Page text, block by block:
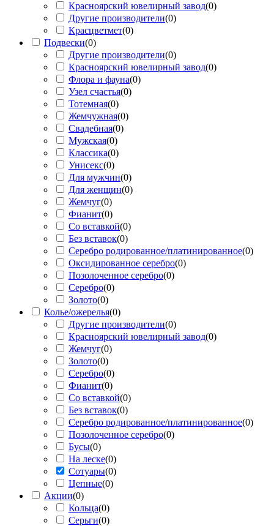
Красноярский ювелирный завод(0)
Другие производители(0)
Красцветмет(0)
Подвески(0)
Другие производители(0)
Красноярский ювелирный завод(0)
Флора и фауна(0)
Узел счастья(0)
Тотемная(0)
Жемчужная(0)
Свадебная(0)
Мужская(0)
Классика(0)
Унисекс(0)
Для мужчин(0)
Для женщин(0)
Жемчуг(0)
Фианит(0)
Со вставкой(0)
Без вставок(0)
Серебро родированное/платинированное(0)
Оксидированное серебро(0)
Позолоченное серебро(0)
Серебро(0)
Золото(0)
Колье/ожерелья(0)
Другие производители(0)
Красноярский ювелирный завод(0)
Жемчуг(0)
Золото(0)
Серебро(0)
Фианит(0)
Со вставкой(0)
Без вставок(0)
Серебро родированное/платинированное(0)
Позолоченное серебро(0)
Бусы(0)
На леске(0)
Сотуары(0)
Цепные(0)
Акции(0)
Кольца(0)
Серьги(0)